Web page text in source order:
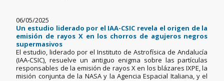
06/05/2025
Un estudio liderado por el IAA-CSIC revela el origen de la
emisión de rayos X en los chorros de agujeros negros
supermasivos
El estudio, liderado por el Instituto de Astrofísica de Andalucía
(IAA-CSIC), resuelve un antiguo enigma sobre las partículas
responsables de la emisión de rayos X en los blázares IXPE, la
misión conjunta de la NASA y la Agencia Espacial Italiana, y el